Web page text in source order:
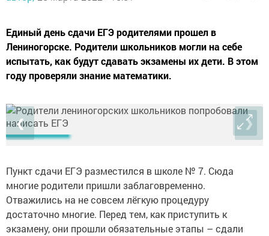
Единый день сдачи ЕГЭ родителями прошел в
Лениногорске. Родители школьников могли на себе
испытать, как будут сдавать экзамены их дети. В этом
году проверяли знание математики.
❮ ❯
Пункт сдачи ЕГЭ разместился в школе № 7. Сюда
многие родители пришли заблаговременно.
Отважились на не совсем лёгкую процедуру
достаточно многие. Перед тем, как приступить к
экзамену, они прошли обязательные этапы – сдали